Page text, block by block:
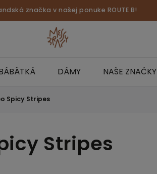
značka v našej ponuke ROUTE B!
DÁMY NAŠE ZNAČKY
Spicy Stripes
Stripes